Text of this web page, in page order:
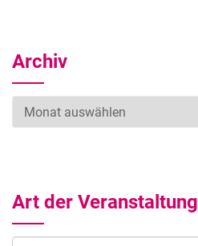
Archiv
Archiv
Art der Veranstaltung